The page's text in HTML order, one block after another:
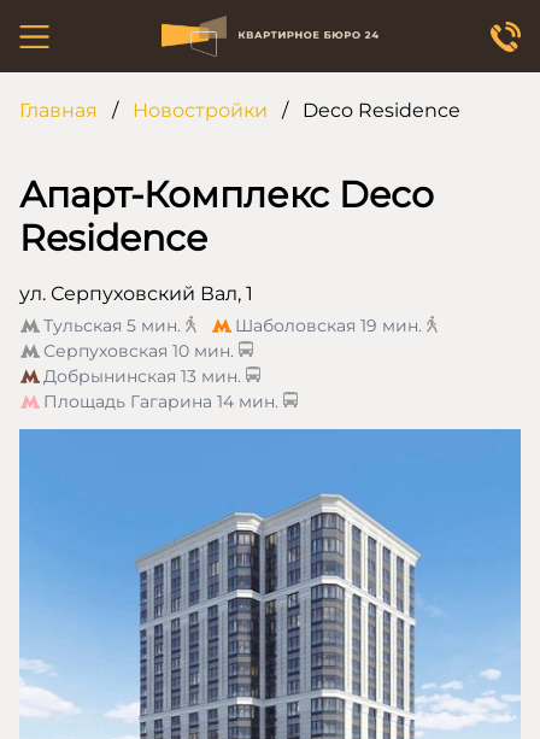
Главная / Новостройки / Deco Residence
Апарт-Комплекс Deco
Residence
ул. Серпуховский Вал, 1
Тульская 5 мин. Шаболовская 19 мин.
Серпуховская 10 мин.
Добрынинская 13 мин.
Площадь Гагарина 14 мин.